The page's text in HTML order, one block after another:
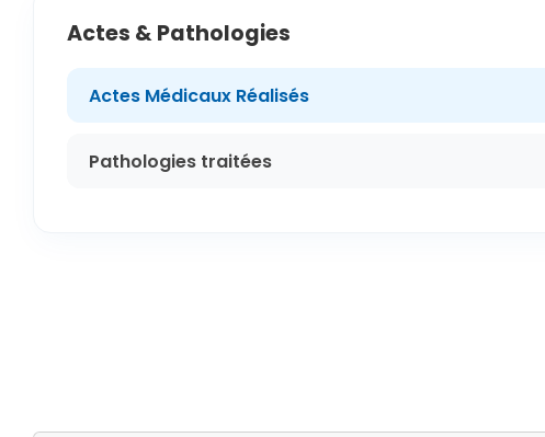
Actes & Pathologies
Actes Médicaux Réalisés
Pathologies traitées